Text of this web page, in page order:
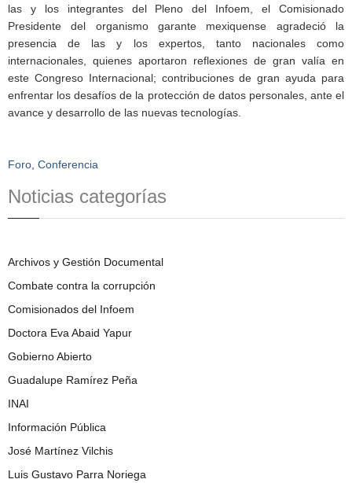
las y los integrantes del Pleno del Infoem, el Comisionado
Presidente del organismo garante mexiquense agradeció la
presencia de las y los expertos, tanto nacionales como
internacionales, quienes aportaron reflexiones de gran valía en
este Congreso Internacional; contribuciones de gran ayuda para
enfrentar los desafíos de la protección de datos personales, ante el
avance y desarrollo de las nuevas tecnologías.
Foro Conferencia
Noticias categorías
Archivos y Gestión Documental
Combate contra la corrupción
Comisionados del Infoem
Doctora Eva Abaid Yapur
Gobierno Abierto
Guadalupe Ramírez Peña
INAI
Información Pública
José Martínez Vilchis
Luis Gustavo Parra Noriega